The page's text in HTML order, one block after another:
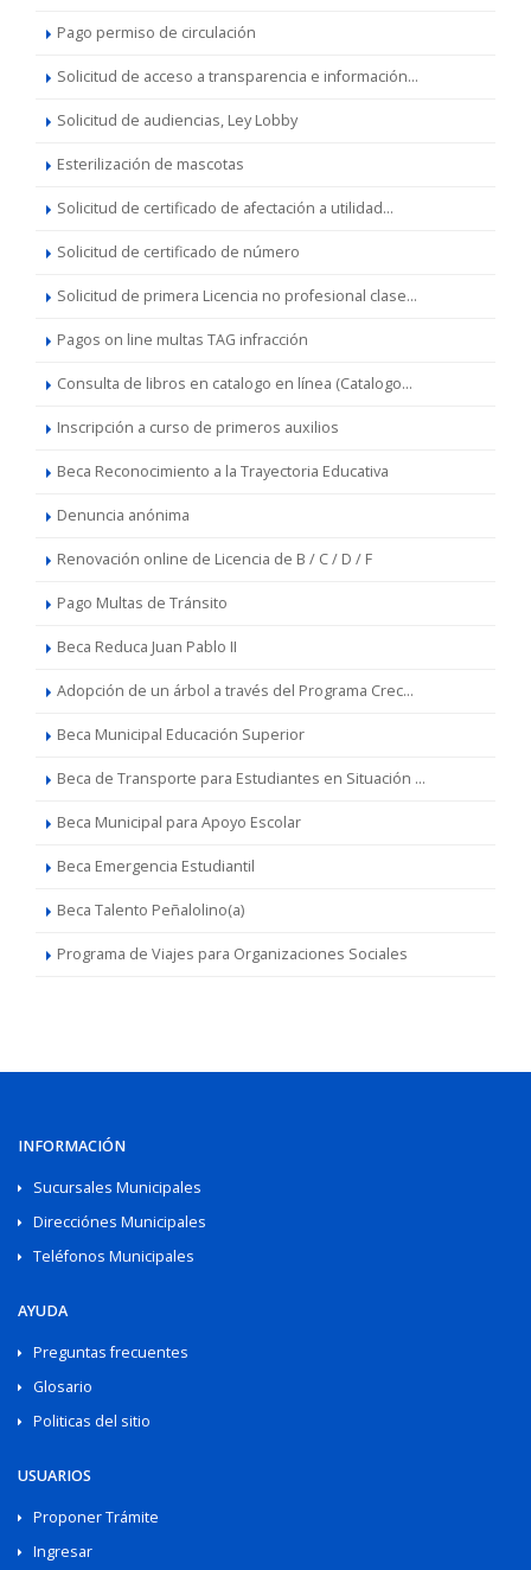
Pago permiso de circulación
Solicitud de acceso a transparencia e información...
Solicitud de audiencias, Ley Lobby
Esterilización de mascotas
Solicitud de certificado de afectación a utilidad...
Solicitud de certificado de número
Solicitud de primera Licencia no profesional clase...
Pagos on line multas TAG infracción
Consulta de libros en catalogo en línea (Catalogo...
Inscripción a curso de primeros auxilios
Beca Reconocimiento a la Trayectoria Educativa
Denuncia anónima
Renovación online de Licencia de B / C / D / F
Pago Multas de Tránsito
Beca Reduca Juan Pablo II
Adopción de un árbol a través del Programa Crec...
Beca Municipal Educación Superior
Beca de Transporte para Estudiantes en Situación ...
Beca Municipal para Apoyo Escolar
Beca Emergencia Estudiantil
Beca Talento Peñalolino(a)
Programa de Viajes para Organizaciones Sociales
INFORMACIÓN
Sucursales Municipales
Direcciónes Municipales
Teléfonos Municipales
AYUDA
Preguntas frecuentes
Glosario
Politicas del sitio
USUARIOS
Proponer Trámite
Ingresar